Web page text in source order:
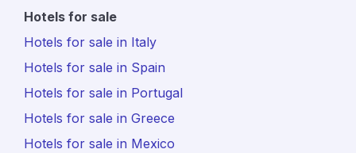
Hotels for sale
Hotels for sale in Italy
Hotels for sale in Spain
Hotels for sale in Portugal
Hotels for sale in Greece
Hotels for sale in Mexico